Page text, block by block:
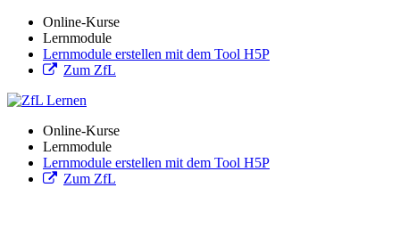
Online-Kurse
Lernmodule
Lernmodule erstellen mit dem Tool H5P
Zum ZfL
Online-Kurse
Lernmodule
Lernmodule erstellen mit dem Tool H5P
Zum ZfL